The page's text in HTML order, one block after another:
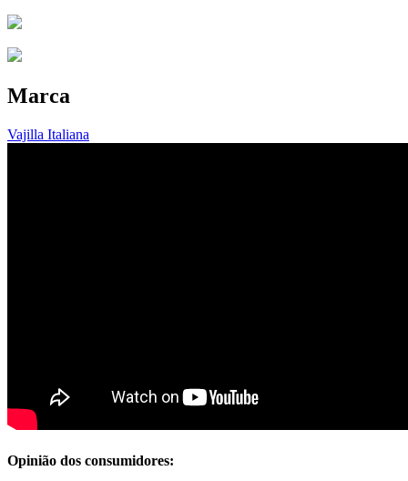
Marca
Vajilla Italiana
Opinião dos consumidores: